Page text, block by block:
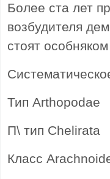
Более ста лет
возбудителя
стоят
Тип Arthopodae
П\ тип Chelirata
Класс